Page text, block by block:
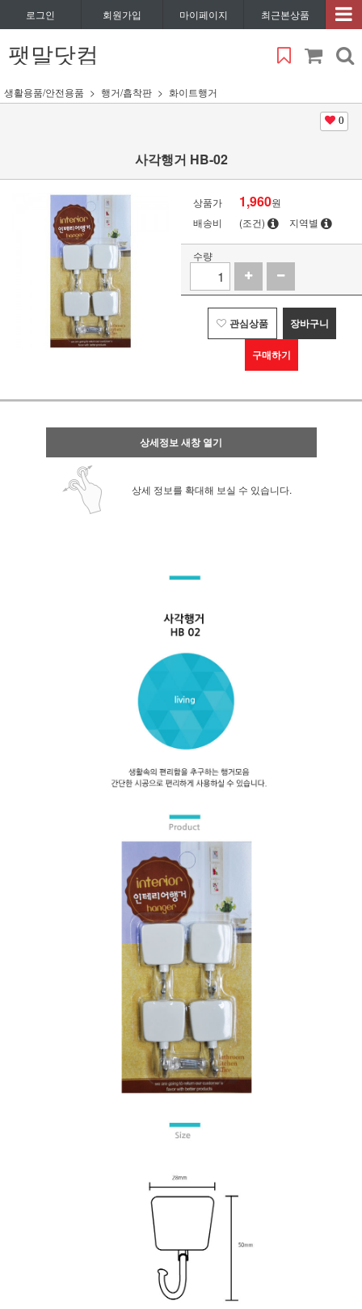
로그인 회원가입 마이페이지 최근본상품
팻말닷컴
생활용품/안전용품 행거/흡착판 화이트행거
0
사각행거 HB-02
상품가 1,960원
배송비
(조건) 지역별
수량
관심상품 장바구니
구매하기
상세정보 새창 열기
상세 정보를 확대해 보실 수 있습니다.